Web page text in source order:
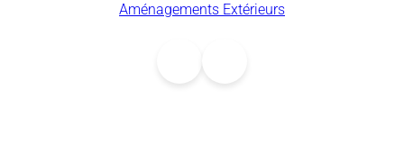
Aménagements Extérieurs